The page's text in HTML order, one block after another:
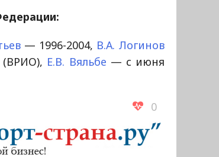
— 1996-2004, В.А. Логинов
(ВРИО), Е.В. Вяльбе — с июня
0